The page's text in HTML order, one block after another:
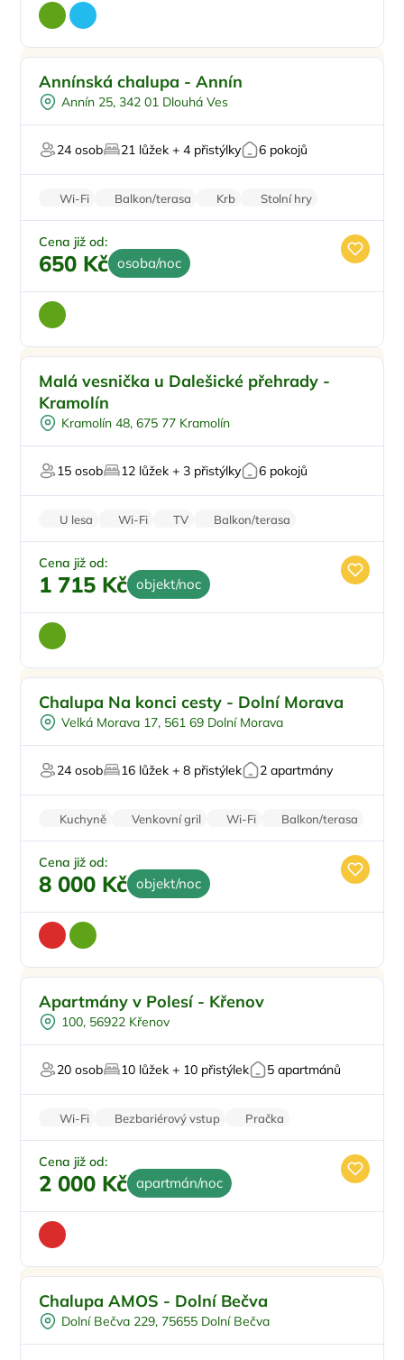
U lesa
U vody
V chráněném uzemí
Annínská chalupa - Annín
Annín 25, 342 01 Dlouhá Ves
24 osob 21 lůžek + 4 přistýlky 6 pokojů
Wi-Fi Balkon/terasa Krb
Stolní hry
Parkování zdarma
Cena již od:
650 Kč osoba/noc
Pro skupiny
U vody
Pro rybáře
Firemní akce/teambuilding
Malá vesnička u Dalešické přehrady -
Kramolín
Kramolín 48, 675 77 Kramolín
15 osob 12 lůžek + 3 přistýlky 6 pokojů
U lesa Wi-Fi TV
Balkon/terasa
Parkování zdarma
Cena již od:
1 715 Kč objekt/noc
Pro skupiny
Na samotě
Pro milovníky přírody
Chalupa Na konci cesty - Dolní Morava
Velká Morava 17, 561 69 Dolní Morava
24 osob 16 lůžek + 8 přistýlek 2 apartmány
Kuchyně Venkovní gril Wi-Fi
Balkon/terasa
Zvířata povolena
Cena již od:
8 000 Kč objekt/noc
Venkovní bazén
Vířivka
Šipky
Apartmány v Polesí - Křenov
100, 56922 Křenov
20 osob 10 lůžek + 10 přistýlek 5 apartmánů
Wi-Fi Bezbariérový vstup
Pračka
Parkování zdarma
Cena již od:
2 000 Kč apartmán/noc
Pro skupiny
Pro milovníky přírody
Chalupa AMOS - Dolní Bečva
Dolní Bečva 229, 75655 Dolní Bečva